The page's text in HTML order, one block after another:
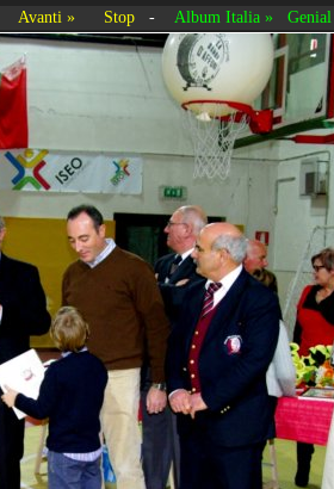
Avanti » Stop - Album Italia »